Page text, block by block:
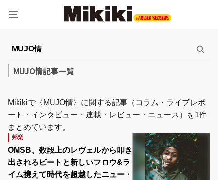
MUJO情記事一覧
Mikikiで〈MUJO情〉に関する記事（コラム・ライブレポ
ート・インタビュー・連載・レビュー・ニュース）を1件
まとめています。
邦楽
OMSB、数段上のレヴェルから叩き
出されるビートと新しいフロウ&ラ
イム携えて時代を超越したニュー・